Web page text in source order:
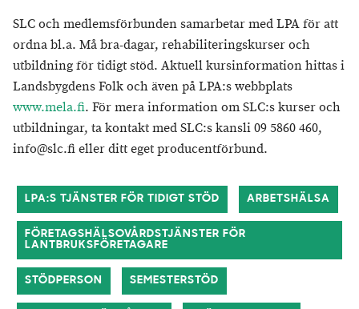
SLC och medlemsförbunden samarbetar med LPA för att
ordna bl.a. Må bra-dagar, rehabiliteringskurser och
utbildning för tidigt stöd. Aktuell kursinformation hittas i
Landsbygdens Folk och även på LPA:s webbplats
www.mela.fi. För mera information om SLC:s kurser och
utbildningar, ta kontakt med SLC:s kansli 09 5860 460,
info@slc.fi eller ditt eget producentförbund.
LPA:S TJÄNSTER FÖR TIDIGT STÖD ARBETSHÄLSA
FÖRETAGSHÄLSOVÅRDSTJÄNSTER FÖR
LANTBRUKSFÖRETAGARE
STÖDPERSON SEMESTERSTÖD